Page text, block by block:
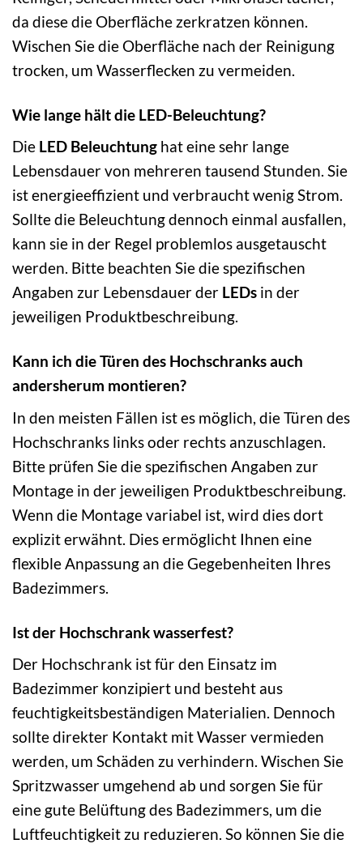
da diese die Oberfläche zerkratzen können.
Wischen Sie die Oberfläche nach der Reinigung
trocken, um Wasserflecken zu vermeiden.
Wie lange hält die LED-Beleuchtung?
Die LED Beleuchtung hat eine sehr lange
Lebensdauer von mehreren tausend Stunden. Sie
ist energieeffizient und verbraucht wenig Strom.
Sollte die Beleuchtung dennoch einmal ausfallen,
kann sie in der Regel problemlos ausgetauscht
werden. Bitte beachten Sie die spezifischen
Angaben zur Lebensdauer der LEDs in der
jeweiligen Produktbeschreibung.
Kann ich die Türen des Hochschranks auch
andersherum montieren?
In den meisten Fällen ist es möglich, die Türen des
Hochschranks links oder rechts anzuschlagen.
Bitte prüfen Sie die spezifischen Angaben zur
Montage in der jeweiligen Produktbeschreibung.
Wenn die Montage variabel ist, wird dies dort
explizit erwähnt. Dies ermöglicht Ihnen eine
flexible Anpassung an die Gegebenheiten Ihres
Badezimmers.
Ist der Hochschrank wasserfest?
Der Hochschrank ist für den Einsatz im
Badezimmer konzipiert und besteht aus
feuchtigkeitsbeständigen Materialien. Dennoch
sollte direkter Kontakt mit Wasser vermieden
werden, um Schäden zu verhindern. Wischen Sie
Spritzwasser umgehend ab und sorgen Sie für
eine gute Belüftung des Badezimmers, um die
Luftfeuchtigkeit zu reduzieren. So können Sie die